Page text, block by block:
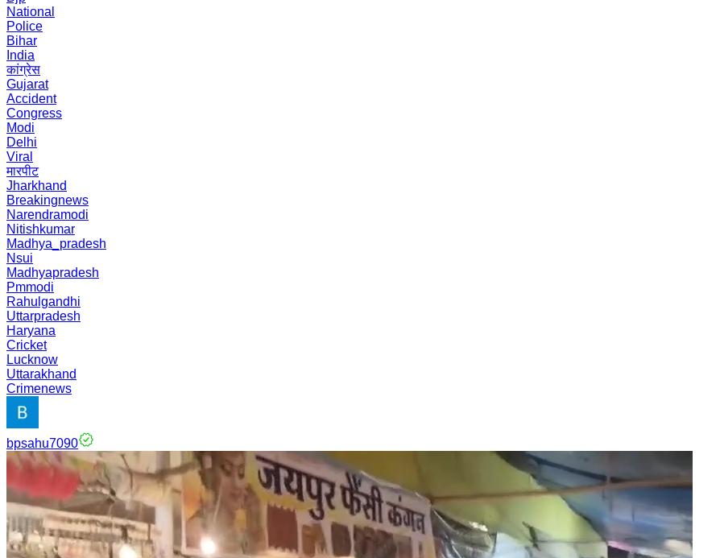
National
Police
Bihar
India
कांग्रेस
Gujarat
Accident
Congress
Modi
Delhi
Viral
मारपीट
Jharkhand
Breakingnews
Narendramodi
Nitishkumar
Madhya_pradesh
Nsui
Madhyapradesh
Pmmodi
Rahulgandhi
Uttarpradesh
Haryana
Cricket
Lucknow
Uttarakhand
Crimenews
bpsahu7090